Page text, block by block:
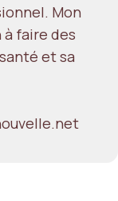
Mon
faire des
et sa